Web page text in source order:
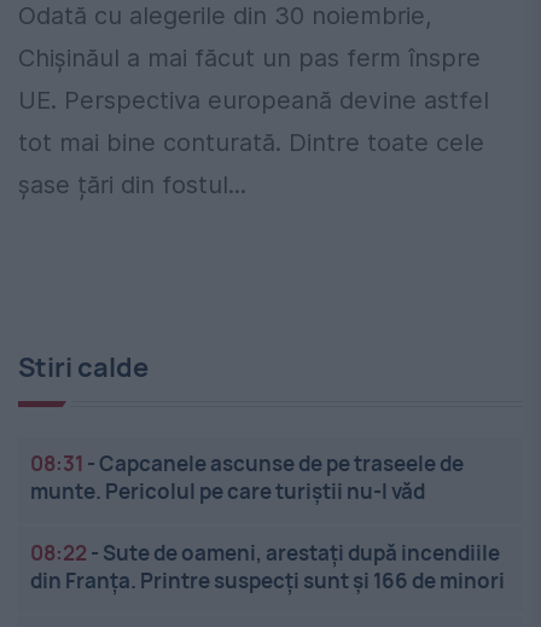
Odată cu alegerile din 30 noiembrie,
Chișinăul a mai făcut un pas ferm înspre
UE. Perspectiva europeană devine astfel
tot mai bine conturată. Dintre toate cele
șase țări din fostul...
Stiri calde
08:31 -Capcanele ascunse de pe traseele de
munte. Pericolul pe care turiștii nu-l văd
08:22 - Sute de oameni, arestați după incendiile
din Franța. Printre suspecți sunt și 166 de minori